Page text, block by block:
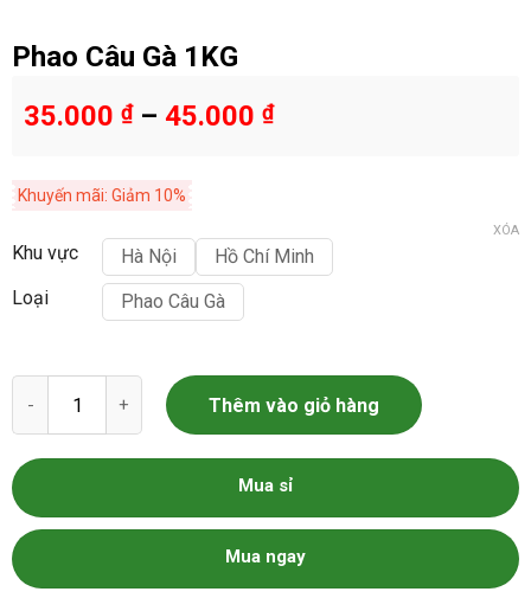
Phao Câu Gà 1KG
35.000 ₫– 45.000 ₫
Khuyến mãi: Giảm 10%
Khu vực Hà Nội
Hồ Chí Minh
Loại
Phao Câu Gà
XÓA
Phao Câu Gà 1KG số lượng
Thêm vào giỏ hàng
Mua sỉ
Mua ngay